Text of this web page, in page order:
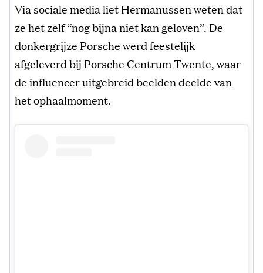
Via sociale media liet Hermanussen weten dat
ze het zelf “nog bijna niet kan geloven”. De
donkergrijze Porsche werd feestelijk
afgeleverd bij Porsche Centrum Twente, waar
de influencer uitgebreid beelden deelde van
het ophaalmoment.